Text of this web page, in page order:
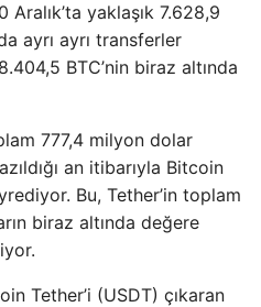
yaklaşık 7.628,9
ayrı ayrı transferler
BTC’nin biraz altında
777,4 milyon dolar
an itibarıyla Bitcoin
Bu, Tether’in toplam
biraz altında değere
Tether’i (USDT) çıkaran